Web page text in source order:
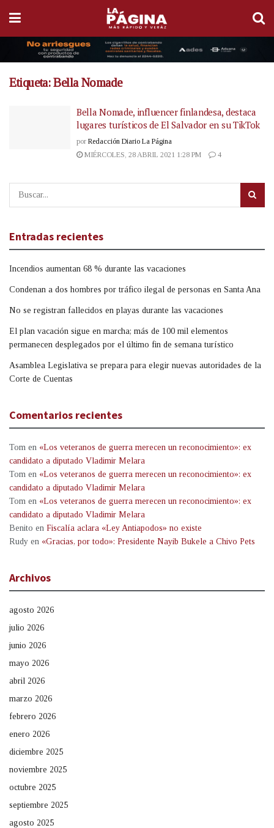
Etiqueta:Bella Nomade
Bella Nomade, influencer finlandesa, destaca
lugares turísticos de El Salvador en su TikTok
por Redacción Diario La Página
MIÉRCOLES, 28 ABRIL 2021 1:28 PM
4
Entradas recientes
Incendios aumentan 68 % durante las vacaciones
Condenan a dos hombres por tráfico ilegal de personas en Santa Ana
No se registran fallecidos en playas durante las vacaciones
El plan vacación sigue en marcha; más de 100 mil elementos
permanecen desplegados por el último fin de semana turístico
Asamblea Legislativa se prepara para elegir nuevas autoridades de la
Corte de Cuentas
Comentarios recientes
Tom en «Los veteranos de guerra merecen un reconocimiento»: ex
candidato a diputado Vladimir Melara
Tom en «Los veteranos de guerra merecen un reconocimiento»: ex
candidato a diputado Vladimir Melara
Tom en «Los veteranos de guerra merecen un reconocimiento»: ex
candidato a diputado Vladimir Melara
Benito en Fiscalía aclara «Ley Antiapodos» no existe
Rudy en «Gracias, por todo»: Presidente Nayib Bukele a Chivo Pets
Archivos
agosto 2026
julio 2026
junio 2026
mayo 2026
abril 2026
marzo 2026
febrero 2026
enero 2026
diciembre 2025
noviembre 2025
octubre 2025
septiembre 2025
agosto 2025